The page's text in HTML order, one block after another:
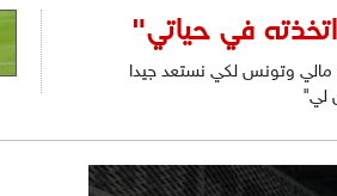
في حياتي"
مالي وتونس لكي نستعد جيدا
لي"